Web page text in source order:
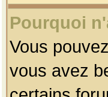
Pourquoi
Vous
vous avez